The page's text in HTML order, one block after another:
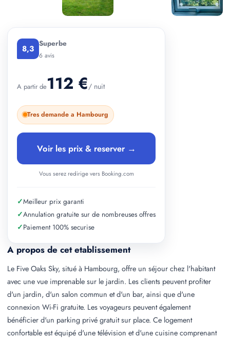
A propos de cet etablissement
Le Five Oaks Sky, situé à Hambourg, offre un séjour chez l'habitant
avec une vue imprenable sur le jardin. Les clients peuvent profiter
d'un jardin, d'un salon commun et d'un bar, ainsi que d'une
connexion Wi-Fi gratuite. Les voyageurs peuvent également
bénéficier d'un parking privé gratuit sur place. Ce logement
confortable est équipé d'une télévision et d'une cuisine comprenant
8,3 Superbe
6 avis
A partir de112 €/ nuit
Tres demande a Hambourg
Voir les prix & reserver →
Vous serez redirige vers Booking.com
✓Meilleur prix garanti
✓Annulation gratuite sur de nombreuses offres
✓Paiement 100% securise